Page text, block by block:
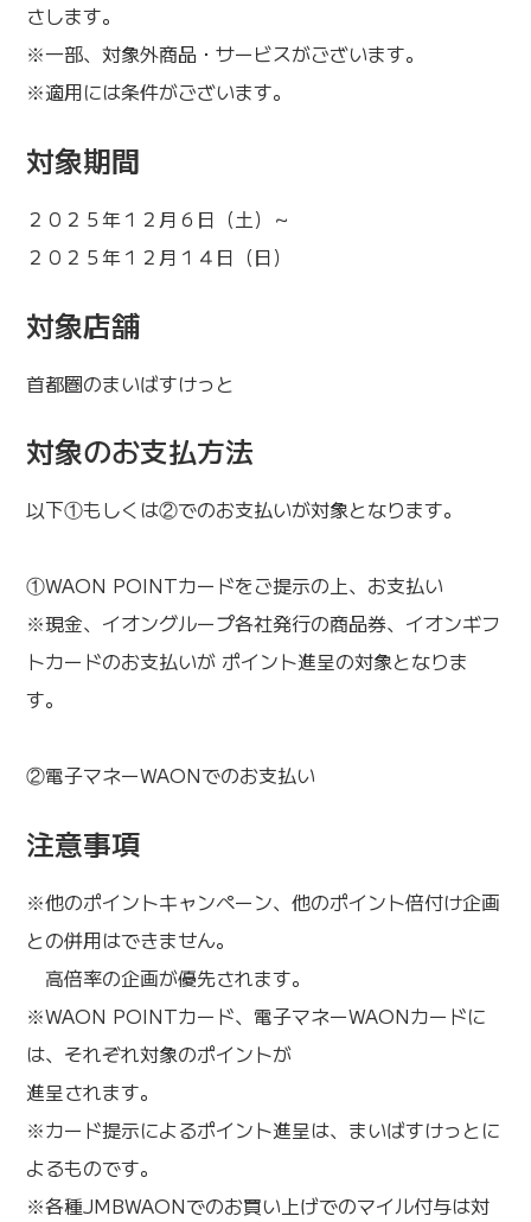
さします。
※一部、対象外商品・サービスがございます。
※適用には条件がございます。
対象期間
２０２５年１２月６日（土）～
２０２５年１２月１４日（日）
対象店舗
首都圏のまいばすけっと
対象のお支払方法
以下①もしくは②でのお支払いが対象となります。
①WAON POINTカードをご提示の上、お支払い
※現金、イオングループ各社発行の商品券、イオンギフ
トカードのお支払いが ポイント進呈の対象となりま
す。
②電子マネーWAONでのお支払い
注意事項
※他のポイントキャンペーン、他のポイント倍付け企画
との併用はできません。
高倍率の企画が優先されます。
※WAON POINTカード、電子マネーWAONカードに
は、それぞれ対象のポイントが
進呈されます。
※カード提示によるポイント進呈は、まいばすけっとに
よるものです。
※各種JMBWAONでのお買い上げでのマイル付与は対